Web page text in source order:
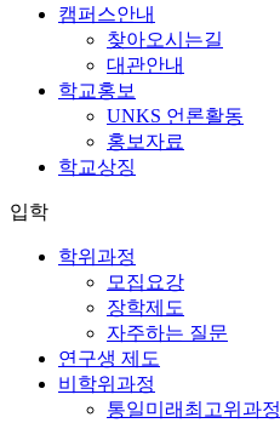
캠퍼스안내
찾아오시는길
대관안내
학교홍보
UNKS 언론활동
홍보자료
학교상징
입학
학위과정
모집요강
장학제도
자주하는 질문
연구생 제도
비학위과정
통일미래최고위과정